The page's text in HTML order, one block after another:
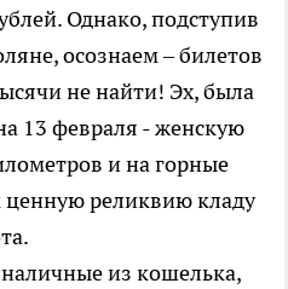
Однако, подступив
осознаем – билетов
не найти! Эх, была
13 февраля - женскую
и на горные
реликвию кладу
наличные из кошелька,